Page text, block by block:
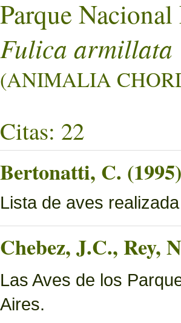
Parque
Fulica armillata
(ANIMALIA
Citas: 22
Bertonatti, C. (1995)
Lista de aves
Chebez, J.C., Rey,
Las Aves de los
Aires.